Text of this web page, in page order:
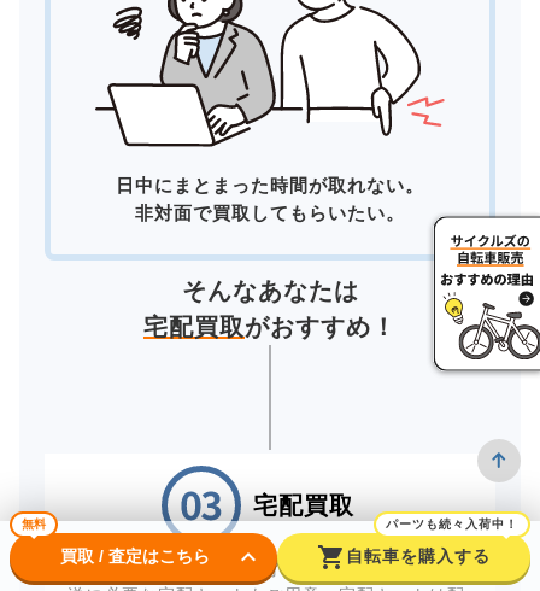
日中にまとまった時間が取れない。
非対面で買取してもらいたい。
そんなあなたは
宅配買取がおすすめ！
宅配買取
自宅にいながら買取が完了する「宅配買取」。配
無料
買取 / 査定はこちら keyboard_arrow_down shopping_cart
パーツも続々入荷中！
自転車を購入する